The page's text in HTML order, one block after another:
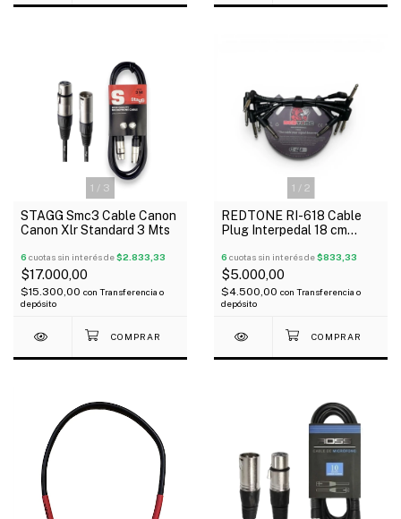
1 / 3
STAGG Smc3 Cable Canon
Canon Xlr Standard 3 Mts
6 cuotas sin interés de$2.833,33
$17.000,00
$15.300,00 con Transferencia o
depósito
1 / 2
REDTONE RI-618 Cable
Plug Interpedal 18 cm
6 cuotas sin interés de$833,33
$5.000,00
$4.500,00 con Transferencia o
depósito